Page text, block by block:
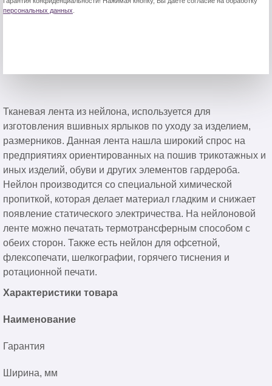
персональных данных
Тканевая лента из нейлона, используется для
изготовления вшивных ярлыков по уходу за изделием,
размерников. Данная лента нашла широкий спрос на
предприятиях ориентированных на пошив трикотажных и
иных изделий, обуви и других элементов гардероба.
Нейлон производится со специальной химической
пропиткой, которая делает материал гладким и снижает
появление статического электричества. На нейлоновой
ленте можно печатать термотрансферным способом c
обеих сторон. Также есть нейлон для офсетной,
флексопечати, шелкографии, горячего тиснения и
ротационной печати.
Характеристики товара
Наименование
Гарантия
Ширина, мм